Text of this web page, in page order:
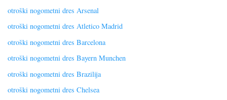
otroški nogometni dres Arsenal
otroški nogometni dres Atletico Madrid
otroški nogometni dres Barcelona
otroški nogometni dres Bayern Munchen
otroški nogometni dres Brazilija
otroški nogometni dres Chelsea